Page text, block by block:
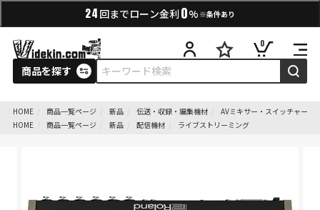
24 回までローン金利 0% ※条件あり
商品を探す
0
HOME 商品一覧ページ 新品 伝送・収録・編集機材
AVミキサー・スイッチャー
HOME
商品一覧ページ 新品 配信機材 ライブストリーミング